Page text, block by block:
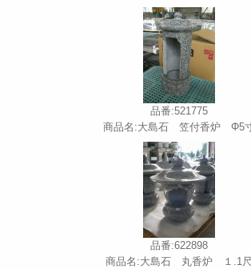
品番:521775
商品名:大島石 笠付香炉 Φ5
品番:622898
商品名:大島石 丸香炉 １.1尺